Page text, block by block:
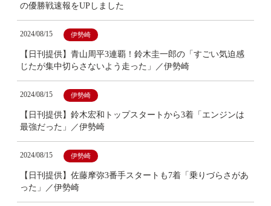
の優勝戦速報をUPしました
2024/08/15 伊勢崎
【日刊提供】青山周平3連覇！鈴木圭一郎の「すごい気迫感
じたが集中切らさないよう走った」／伊勢崎
2024/08/15 伊勢崎
【日刊提供】鈴木宏和トップスタートから3着「エンジンは
最強だった」／伊勢崎
2024/08/15 伊勢崎
【日刊提供】佐藤摩弥3番手スタートも7着「乗りづらさがあ
った」／伊勢崎